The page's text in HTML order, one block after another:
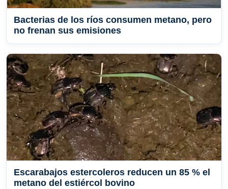
Bacterias de los ríos consumen metano, pero
no frenan sus emisiones
Escarabajos estercoleros reducen un 85 % el
metano del estiércol bovino